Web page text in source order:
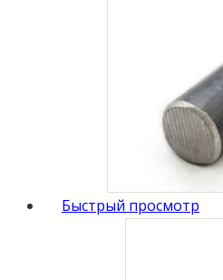
Быстрый просмотр